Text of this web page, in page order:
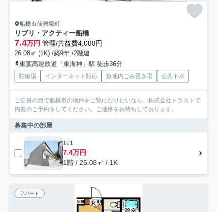
船橋市前貝塚町
リブリ・アクティー船橋
7.4万円 管理/共益費4,000円
26.08㎡ (1K) /築9年 /2階建
東葉高速鉄道「東海神」駅 徒歩36分
駐輪場 インターネット対応 敷地内ごみ置き場 公共下水
ご自身の目で船橋市の物件をご覧になりたいなら、株式会社トラストで
内覧のご予約をしてください。ご連絡をお待ちしております。
募集中の部屋
101
7.4万円
1階 / 26.08㎡ / 1K
アパート